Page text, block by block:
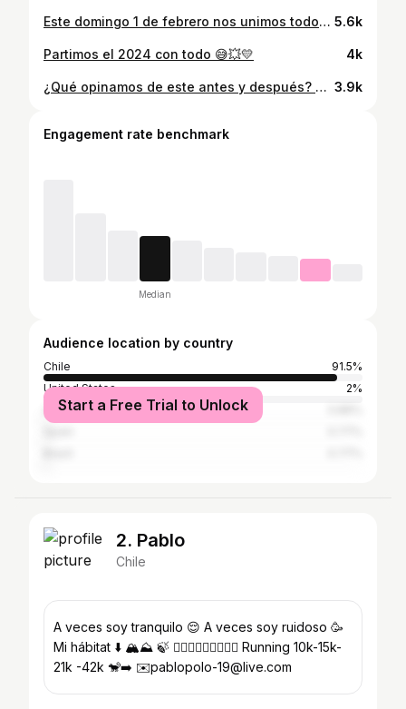
Este domingo 1 de febrero nos unimos todos en el Social Run x @techochile 💙 para recaudar fondos para los damnificados por los incendios en el sur de nuestro país! 📅 Domingo 1 de febrero 📍 Plaza Río de Janeiro en Pocuro ⏰ 10:00 AM 🗺️ 5 km a ritmo suave por la @ciclorecreovia (vamos a 7:30 min/km aprox) 💸 Donación voluntaria a TECHO! (No hay monto mínimo, todo sirve 🫶🏼) ✏️ Inscripción a través de Google Forms (link en historias, deben subir el comprobante de su donación) Quienes donen participarán en un sorteo de premios, gracias a marcas que se están sumando 🤍🫶🏼 Si tienes una marca y te quieres sumar, bienvenido! 💌 La idea es juntarnos como comunidad y ayudar! Mientras más seamos, más ayuda podemos generar Nos vemos el domingo 1 de febrero ✨ #running #socialrun #techo #chile #correr 5.6k
Partimos el 2024 con todo 😅💥💛 4k
¿Qué opinamos de este antes y después? 😦 Izquierda: Julio 2022. Pesando 50kg aprox y estando en déficit calórico. Derecha: Agosto 2023. Pesando 56kg y en un leve superávit. Mucho entrenamiento, subiendo de a poco las calorías y harta paciencia, pero OJO, que esos 6kg no son pura masa muscular (me gustaría mucho 😂). De hecho, es una combinación entre aumento del % de grasa, de masa magra y agua ☝🏼 Seguimos @claudio.nutri 🫡 Escríbeme si te gustaría tener una asesoría de entrenamiento a distancia 📩 3.9k
Engagement rate benchmark
Median
Audience location by country
Chile
91.5%
United States
2%
Argentina
Start a Free Trial to Unlock
2. Pablo
Chile
A veces soy tranquilo 😌 A veces soy ruidoso 🥳
Mi hábitat ⬇️ 🏔⛰ 🍃 🚴🏽‍♂️🏃🏽‍♂️🏋🏽‍♂️ Running 10k-15k-
21k -42k 🐒➡️ ✉️pablopolo-19@live.com